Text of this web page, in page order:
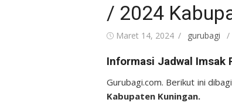
/ 2024
Posted
Maret 14, 2024 Author
gurubagi
Informasi Jadwal Imsak
Gurubagi.com. Berikut ini
Kabupaten Kuningan.